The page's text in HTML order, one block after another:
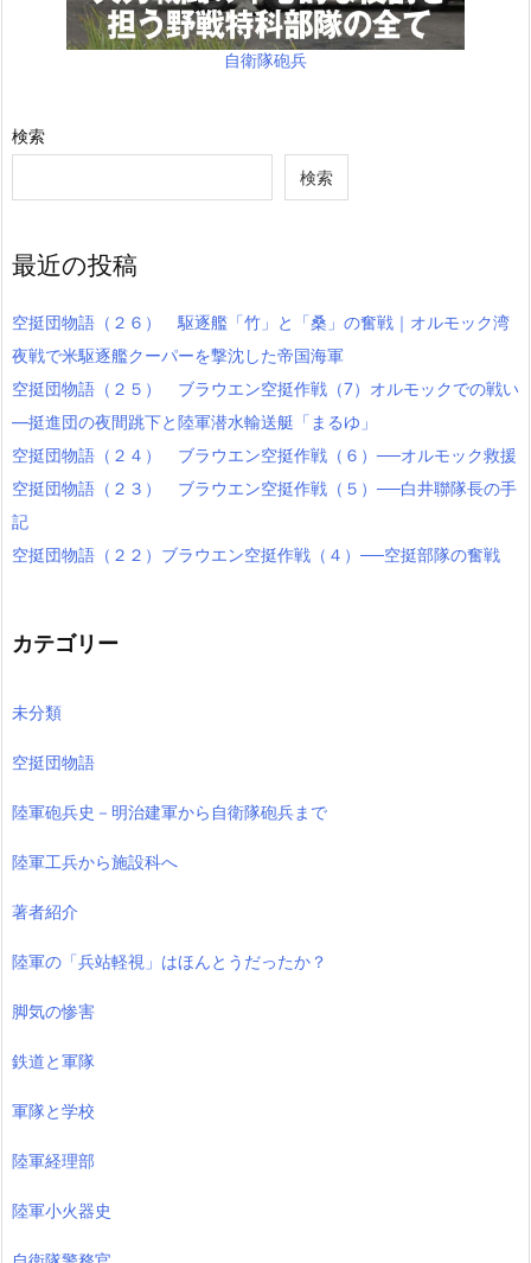
自衛隊砲兵
検索
検索
最近の投稿
空挺団物語（２６） 駆逐艦「竹」と「桑」の奮戦｜オルモック湾
夜戦で米駆逐艦クーパーを撃沈した帝国海軍
空挺団物語（２５） ブラウエン空挺作戦（7）オルモックでの戦い
―挺進団の夜間跳下と陸軍潜水輸送艇「まるゆ」
空挺団物語（２４） ブラウエン空挺作戦（６）──オルモック救援
空挺団物語（２３） ブラウエン空挺作戦（５）──白井聯隊長の手
記
空挺団物語（２２）ブラウエン空挺作戦（４）──空挺部隊の奮戦
カテゴリー
未分類
空挺団物語
陸軍砲兵史－明治建軍から自衛隊砲兵まで
陸軍工兵から施設科へ
著者紹介
陸軍の「兵站軽視」はほんとうだったか？
脚気の惨害
鉄道と軍隊
軍隊と学校
陸軍経理部
陸軍小火器史